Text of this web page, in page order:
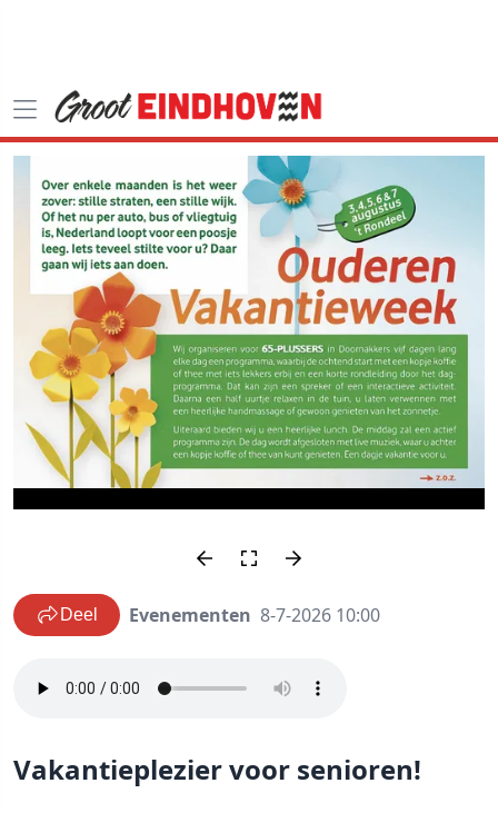
Deel Evenementen 8-7-2026 10:00
Vakantieplezier voor senioren!